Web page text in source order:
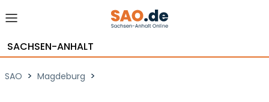
SACHSEN-ANHALT
SAO > Magdeburg >